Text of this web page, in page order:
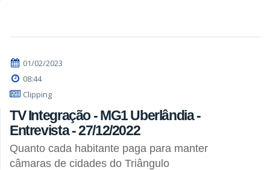
01/02/2023
08:44
Clipping
TV Integração - MG1 Uberlândia -
Entrevista - 27/12/2022
Quanto cada habitante paga para manter
câmaras de cidades do Triângulo